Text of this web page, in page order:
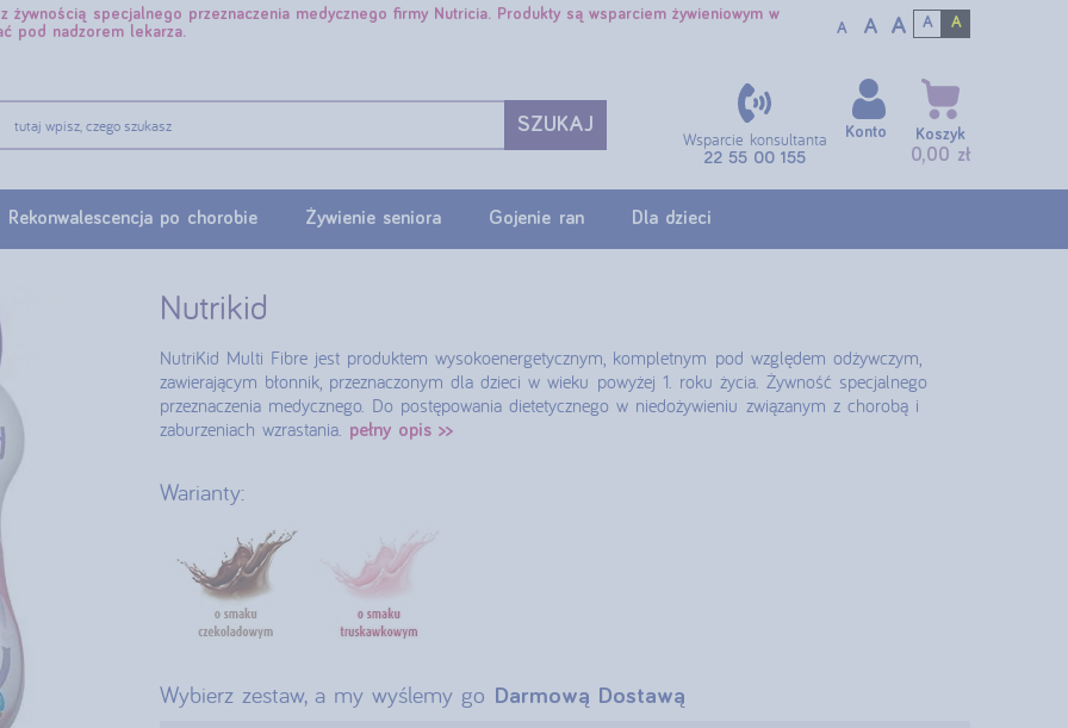
żywnością specjalnego przeznaczenia medycznego firmy Nutricia. Produkty są wsparciem żywieniowym w
pod nadzorem lekarza.
A A A A A
SZUKAJ
Wsparcie konsultanta
22 55 00 155
Konto Koszyk
0,00 zł
Rekonwalescencja po chorobie Żywienie seniora Gojenie ran Dla dzieci
Nutrikid
NutriKid Multi Fibre jest produktem wysokoenergetycznym, kompletnym pod względem odżywczym,
zawierającym błonnik, przeznaczonym dla dzieci w wieku powyżej 1. roku życia. Żywność specjalnego
przeznaczenia medycznego. Do postępowania dietetycznego w niedożywieniu związanym z chorobą i
zaburzeniach wzrastania.
pełny opis >>
Warianty:
Wybierz zestaw, a my wyślemy go Darmową Dostawą